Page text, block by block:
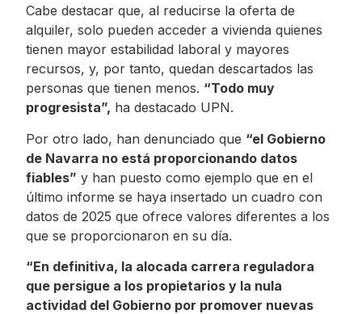
Cabe destacar que, al reducirse la oferta de
alquiler, solo pueden acceder a vivienda quienes
tienen mayor estabilidad laboral y mayores
recursos, y, por tanto, quedan descartados las
personas que tienen menos. “Todo muy
progresista”, ha destacado UPN.
Por otro lado, han denunciado que “el Gobierno
de Navarra no está proporcionando datos
fiables” y han puesto como ejemplo que en el
último informe se haya insertado un cuadro con
datos de 2025 que ofrece valores diferentes a los
que se proporcionaron en su día.
“En definitiva, la alocada carrera reguladora
que persigue a los propietarios y la nula
actividad del Gobierno por promover nuevas